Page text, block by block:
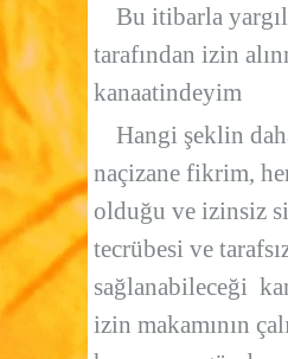
Bu itibarla
tarafından izin
kanaatindeyim
Hangi şeklin
naçizane fikrim,
olduğu ve izinsiz
tecrübesi ve
sağlanabileceği
izin makamının